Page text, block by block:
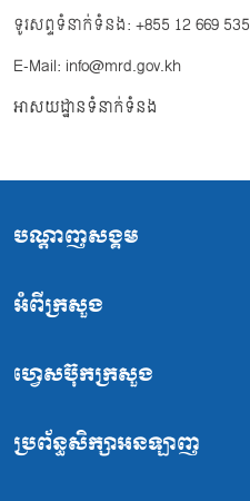
ទូរសព្ទទំនាក់ទំនង: +855 12 669 535
E-Mail: info@mrd.gov.kh
អាសយដ្ឋានទំនាក់ទំនង
បណ្ដាញសង្គម
អំពីក្រសួង
ហ្វេសប៊ុកក្រសួង
ប្រព័ន្ធសិក្សាអនឡាញ